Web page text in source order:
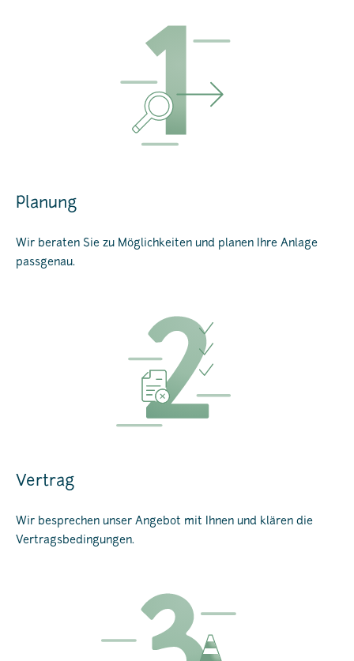
Planung
Wir beraten Sie zu Möglichkeiten und planen Ihre Anlage
passgenau.
Vertrag
Wir besprechen unser Angebot mit Ihnen und klären die
Vertragsbedingungen.